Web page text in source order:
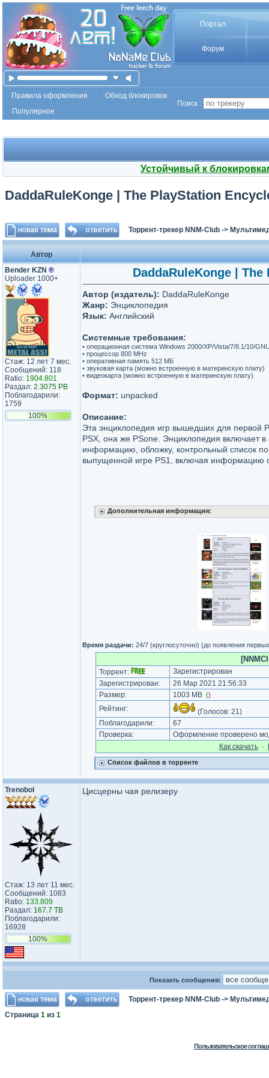
Портал
Форум
Правила оформления
Обход блокировок
Популярное
Поиск :
Устойчивый к
DaddaRuleKonge | The PlayStation
Торрент-трекер NNM-Club ->
Автор
Bender KZN ®
Uploader 1000+
Стаж: 12 лет 7 мес.
Сообщений: 118
Ratio: 1904.801
Раздал: 2.3075 PB
Поблагодарили:
1759
100%
DaddaRuleKonge |
Автор (издатель): DaddaRuleKonge
Жанр: Энциклопедия
Язык: Английский
Системные требования:
• операционная система Windows 2000/XP/Vista/7/8.1/10/
• процессор 800 MHz
• оперативная память 512 МБ
• звуковая карта (можно встроенную в материнскую плату)
• видеокарта (можно встроенную в материнскую плату)
Формат: unpacked
Описание:
Эта энциклопедия игр вышедших для первой
PSX, она же PSone. Энциклопедия включает
информацию, обложку, контрольный список
выпущенной игре PS1, включая информацию
Дополнительная информация:
Время раздачи: 24/7 (круглосуточно) (до появления
Торрент:
Зарегистрирован
Зарегистрирован:
26 Мар 2021 21:56:33
Размер:
1003 MB ()
Рейтинг: (Голосов: 21)
Поблагодарили:
67
Проверка:
Оформление проверено
Как cкачать·
Список файлов в торренте
Trenobol
Стаж: 13 лет 11 мес.
Сообщений: 1083
Ratio: 133.809
Раздал: 167.7 TB
Поблагодарили:
16928
100%
Цисцерны чая релизеру
Показать сообщения:
Торрент-трекер NNM-Club ->
Страница 1 из 1
Пользовательское